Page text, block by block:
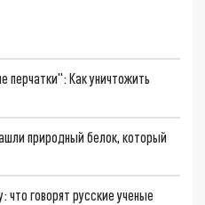
перчатки": Как уничтожить
природный белок, который
что говорят русские ученые